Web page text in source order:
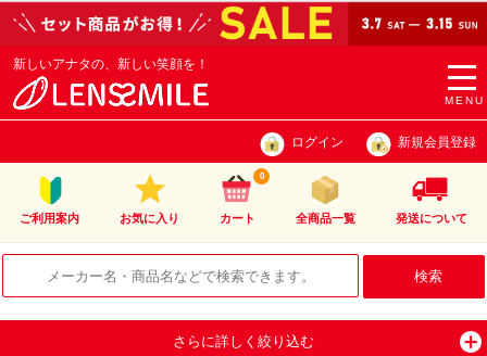
MENU
新しいアナタの、新しい笑顔を！
ログイン 新規会員登録
ご利用案内 お気に入り カート
0
全商品一覧 発送について
さらに詳しく絞り込む